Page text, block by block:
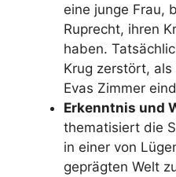
eine junge Frau,
Ruprecht, ihren
haben.
Krug zerstört,
Evas Zimmer
Erkenntnis und
thematisiert die
in einer von
geprägten Welt